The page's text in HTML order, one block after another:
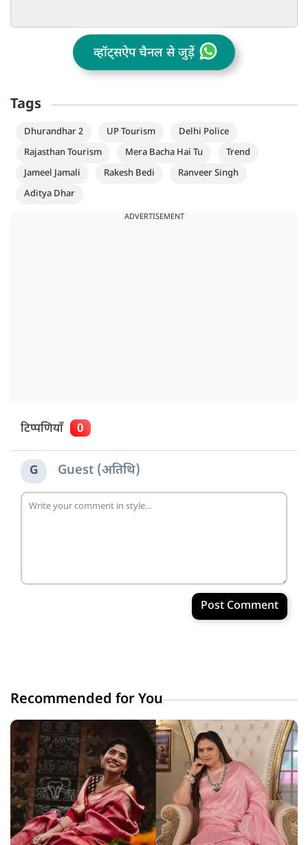
व्हॉट्सऐप चैनल से जुड़ें
Tags
Dhurandhar 2 UP Tourism
Delhi Police
Rajasthan Tourism
Mera Bacha Hai Tu
Trend
Jameel Jamali
Rakesh Bedi
Ranveer Singh
Aditya Dhar
ADVERTISEMENT
टिप्पणियाँ 0
G Guest (अतिथि)
Post Comment
Recommended for You